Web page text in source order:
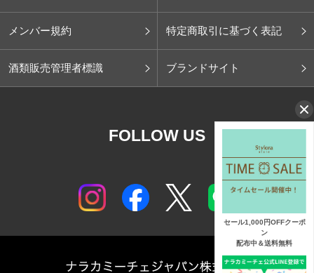
メンバー規約 特定商取引に基づく表記
酒類販売管理者標識 ブランドサイト
FOLLOW US
セール1,000円OFFクーポ
ン
配布中＆送料無料